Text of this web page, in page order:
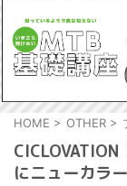
HOME > OTHER >
にニューカラ